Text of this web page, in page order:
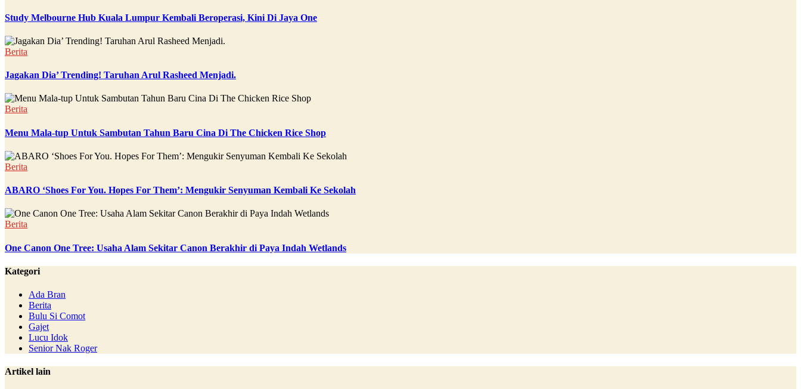
Study Melbourne Hub Kuala Lumpur Kembali Beroperasi, Kini Di Jaya One
Berita
Jagakan Dia’ Trending! Taruhan Arul Rasheed Menjadi.
Berita
Menu Mala-tup Untuk Sambutan Tahun Baru Cina Di The Chicken Rice Shop
Berita
ABARO ‘Shoes For You. Hopes For Them’: Mengukir Senyuman Kembali Ke Sekolah
Berita
One Canon One Tree: Usaha Alam Sekitar Canon Berakhir di Paya Indah Wetlands
Kategori
Ada Bran
Berita
Bulu Si Comot
Gajet
Lucu Idok
Senior Nak Roger
Artikel lain